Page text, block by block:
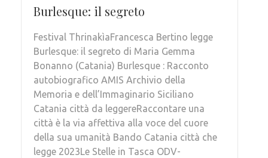
Burlesque: il segreto
Festival ThrinakìaFrancesca Bertino legge
Burlesque: il segreto di Maria Gemma
Bonanno (Catania) Burlesque : Racconto
autobiografico AMIS Archivio della
Memoria e dell’Immaginario Siciliano
Catania città da leggereRaccontare una
città è la via affettiva alla voce del cuore
della sua umanità Bando Catania città che
legge 2023Le Stelle in Tasca ODV-